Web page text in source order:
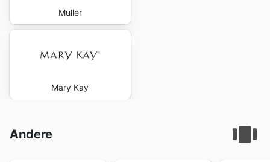
Müller
Mary Kay
Andere